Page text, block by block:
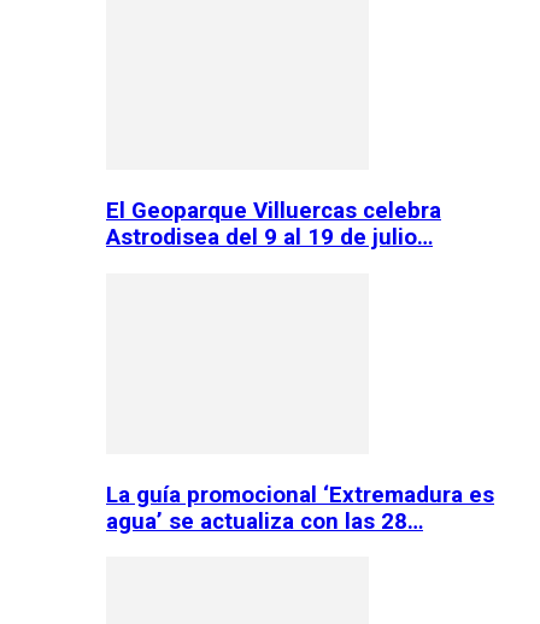
El Geoparque Villuercas celebra
Astrodisea del 9 al 19 de julio…
La guía promocional ‘Extremadura es
agua’ se actualiza con las 28…